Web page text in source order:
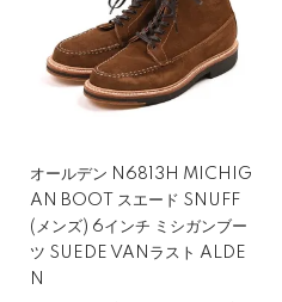
オールデン N6813H MICHIG
AN BOOT スエード SNUFF
(メンズ) 6インチ ミシガンブー
ツ SUEDE VANラスト ALDE
N